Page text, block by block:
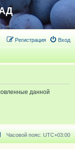
Вход
Регистрация
данной
Часовой пояс: UTC+03:00